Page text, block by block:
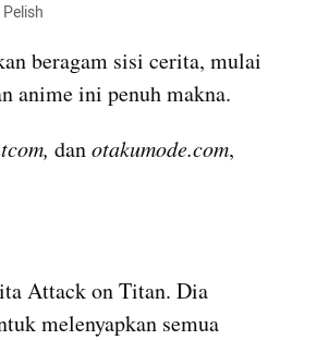
beragam sisi cerita, mulai
anime ini penuh makna.
dan otakumode.com,
Attack on Titan. Dia
melenyapkan semua